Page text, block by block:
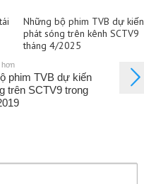
Những bộ phim TVB dự kiến
phát sóng trên kênh SCTV9
tháng 4/2025
hơn
phim TVB dự kiến
trên SCTV9 trong